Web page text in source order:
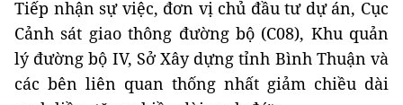
Tiếp nhận sự việc, đơn vị chủ đầu tư dự án, Cục
Cảnh sát giao thông đường bộ (C08), Khu quản
lý đường bộ IV, Sở Xây dựng tỉnh Bình Thuận và
các bên liên quan thống nhất giảm chiều dài